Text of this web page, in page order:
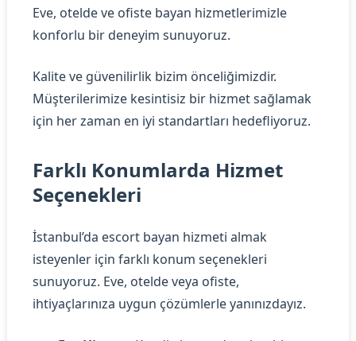
Eve, otelde ve ofiste bayan hizmetlerimizle
konforlu bir deneyim sunuyoruz.
Kalite ve güvenilirlik bizim önceliğimizdir.
Müşterilerimize kesintisiz bir hizmet sağlamak
için her zaman en iyi standartları hedefliyoruz.
Farklı Konumlarda Hizmet
Seçenekleri
İstanbul’da escort bayan hizmeti almak
isteyenler için farklı konum seçenekleri
sunuyoruz. Eve, otelde veya ofiste,
ihtiyaçlarınıza uygun çözümlerle yanınızdayız.